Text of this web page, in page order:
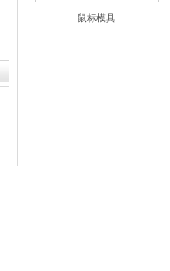
鼠标模具